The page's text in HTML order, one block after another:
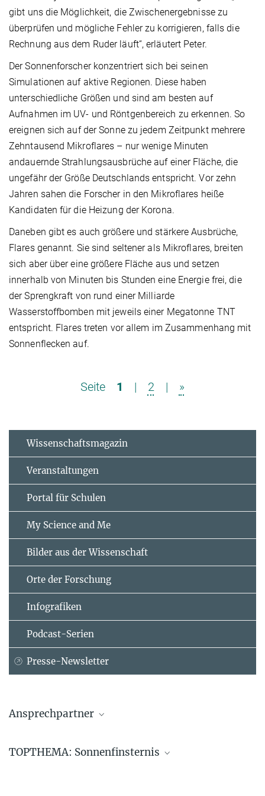
gibt uns die Möglichkeit, die Zwischenergebnisse zu
überprüfen und mögliche Fehler zu korrigieren, falls die
Rechnung aus dem Ruder läuft“, erläutert Peter.
Der Sonnenforscher konzentriert sich bei seinen
Simulationen auf aktive Regionen. Diese haben
unterschiedliche Größen und sind am besten auf
Aufnahmen im UV- und Röntgenbereich zu erkennen. So
ereignen sich auf der Sonne zu jedem Zeitpunkt mehrere
Zehntausend Mikroflares – nur wenige Minuten
andauernde Strahlungsausbrüche auf einer Fläche, die
ungefähr der Größe Deutschlands entspricht. Vor zehn
Jahren sahen die Forscher in den Mikroflares heiße
Kandidaten für die Heizung der Korona.
Daneben gibt es auch größere und stärkere Ausbrüche,
Flares genannt. Sie sind seltener als Mikroflares, breiten
sich aber über eine größere Fläche aus und setzen
innerhalb von Minuten bis Stunden eine Energie frei, die
der Sprengkraft von rund einer Milliarde
Wasserstoffbomben mit jeweils einer Megatonne TNT
entspricht. Flares treten vor allem im Zusammenhang mit
Sonnenflecken auf.
Seite 1 | 2 | »
Wissenschaftsmagazin
Veranstaltungen
Portal für Schulen
My Science and Me
Bilder aus der Wissenschaft
Orte der Forschung
Infografiken
Podcast-Serien
Presse-Newsletter
Ansprechpartner
Max-Planck-Institut für Sonnensystemforschung, Göttingen
TOPTHEMA: Sonnenfinsternis